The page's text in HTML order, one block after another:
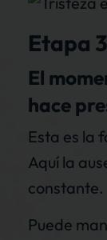
Etapa
El
hace
Esta es la
Aquí la
constante.
Puede